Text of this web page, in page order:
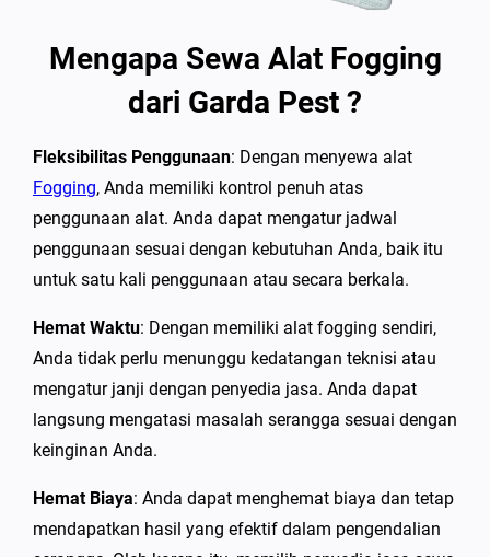
Mengapa Sewa Alat Fogging
dari Garda Pest ?
Fleksibilitas Penggunaan: Dengan menyewa alat
Fogging, Anda memiliki kontrol penuh atas
penggunaan alat. Anda dapat mengatur jadwal
penggunaan sesuai dengan kebutuhan Anda, baik itu
untuk satu kali penggunaan atau secara berkala.
Hemat Waktu: Dengan memiliki alat fogging sendiri,
Anda tidak perlu menunggu kedatangan teknisi atau
mengatur janji dengan penyedia jasa. Anda dapat
langsung mengatasi masalah serangga sesuai dengan
keinginan Anda.
Hemat Biaya: Anda dapat menghemat biaya dan tetap
mendapatkan hasil yang efektif dalam pengendalian